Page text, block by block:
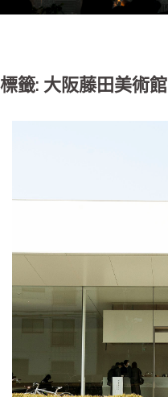
標籤: 大阪藤田美術館